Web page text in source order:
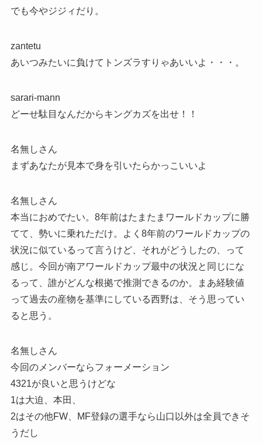
でも今やジジィだり。
zantetu
あいつみたいに負けてトンズラすりゃあいいよ・・・。
sarari-mann
どーせ駄目なんだからキングカズを出せ！！
名無しさん
まずあなたが見本で身を引いたらかっこいいよ
名無しさん
本当におめでたい。8年前はたまたまワールドカップに勝
てて、勢いに乗れただけ。よく8年前のワールドカップの
状況に似ているって言うけど、それがどうしたの、って
感じ。今回が南アワールドカップ最中の状況と同じにな
るって、誰がどんな根拠で推測できるのか。まあ経験値
って過去の産物を基準にしている西野は、そう思ってい
ると思う。
名無しさん
今回のメンバーならフォーメーション
4321が良いと思うけどな
1は大迫、本田、
2はその他FW、MF登録の選手なら山口以外は全員できそ
うだし